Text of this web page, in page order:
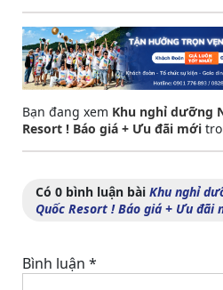
Bạn đang xem Khu nghỉ dưỡng
Resort ! Báo giá + Ưu đãi mới
Có 0 bình luận bài Khu nghỉ
Quốc Resort ! Báo giá + Ưu đãi
Bình luận *